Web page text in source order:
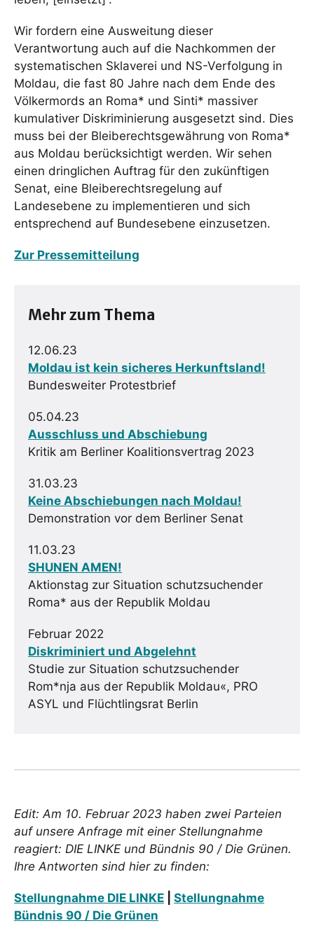
Wir fordern eine Ausweitung dieser
Verantwortung auch auf die Nachkommen der
systematischen Sklaverei und NS-Verfolgung in
Moldau, die fast 80 Jahre nach dem Ende des
Völkermords an Roma* und Sinti* massiver
kumulativer Diskriminierung ausgesetzt sind. Dies
muss bei der Bleiberechtsgewährung von Roma*
aus Moldau berücksichtigt werden. Wir sehen
einen dringlichen Auftrag für den zukünftigen
Senat, eine Bleiberechtsregelung auf
Landesebene zu implementieren und sich
entsprechend auf Bundesebene einzusetzen.
Zur Pressemitteilung
Mehr zum Thema
12.06.23
Moldau ist kein sicheres Herkunftsland!
Bundesweiter Protestbrief
05.04.23
Ausschluss und Abschiebung
Kritik am Berliner Koalitionsvertrag 2023
31.03.23
Keine Abschiebungen nach Moldau!
Demonstration vor dem Berliner Senat
11.03.23
SHUNEN AMEN!
Aktionstag zur Situation schutzsuchender
Roma* aus der Republik Moldau
Februar 2022
Diskriminiert und Abgelehnt
Studie zur Situation schutzsuchender
Rom*nja aus der Republik Moldau«, PRO
ASYL und Flüchtlingsrat Berlin
Edit: Am 10. Februar 2023 haben zwei Parteien
auf unsere Anfrage mit einer Stellungnahme
reagiert: DIE LINKE und Bündnis 90 / Die Grünen.
Ihre Antworten sind hier zu finden:
Stellungnahme DIE LINKE
Stellungnahme
Bündnis 90 / Die Grünen